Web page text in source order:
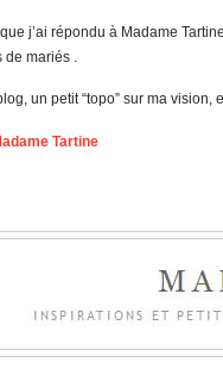
j’ai répondu à Madame
de mariés .
un petit “topo” sur ma
Tartine